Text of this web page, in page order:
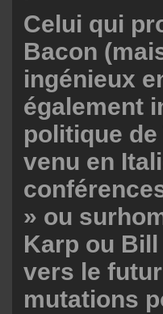
Celui qui
Bacon
ingénieux
également
politique
venu en
» ou
Karp ou
vers le
mutations